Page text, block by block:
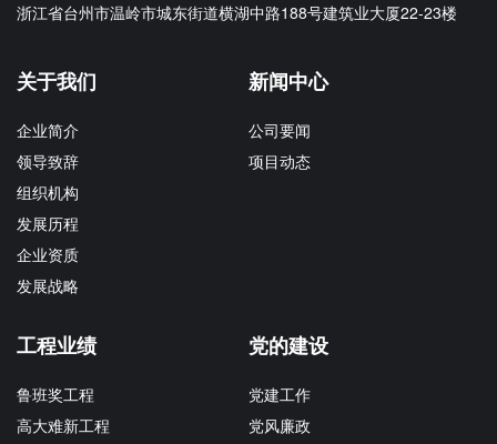
浙江省台州市温岭市城东街道横湖中路188号建筑业大厦22-23楼
关于我们
企业简介
领导致辞
组织机构
发展历程
企业资质
发展战略
新闻中心
公司要闻
项目动态
工程业绩
鲁班奖工程
高大难新工程
党的建设
党建工作
党风廉政